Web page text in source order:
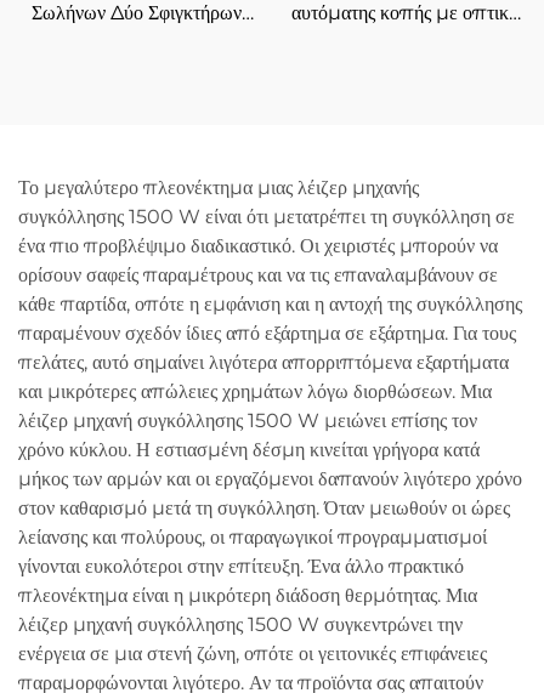
Σωλήνων Δύο Σφιγκτήρων
αυτόματης κοπής με οπτικές
Το μεγαλύτερο πλεονέκτημα μιας λέιζερ μηχανής
συγκόλλησης 1500 W είναι ότι μετατρέπει τη συγκόλληση σε
ένα πιο προβλέψιμο διαδικαστικό. Οι χειριστές μπορούν να
ορίσουν σαφείς παραμέτρους και να τις επαναλαμβάνουν σε
κάθε παρτίδα, οπότε η εμφάνιση και η αντοχή της συγκόλλησης
παραμένουν σχεδόν ίδιες από εξάρτημα σε εξάρτημα. Για τους
πελάτες, αυτό σημαίνει λιγότερα απορριπτόμενα εξαρτήματα
και μικρότερες απώλειες χρημάτων λόγω διορθώσεων. Μια
λέιζερ μηχανή συγκόλλησης 1500 W μειώνει επίσης τον
χρόνο κύκλου. Η εστιασμένη δέσμη κινείται γρήγορα κατά
μήκος των αρμών και οι εργαζόμενοι δαπανούν λιγότερο χρόνο
στον καθαρισμό μετά τη συγκόλληση. Όταν μειωθούν οι ώρες
λείανσης και πολύρους, οι παραγωγικοί προγραμματισμοί
γίνονται ευκολότεροι στην επίτευξη. Ένα άλλο πρακτικό
πλεονέκτημα είναι η μικρότερη διάδοση θερμότητας. Μια
λέιζερ μηχανή συγκόλλησης 1500 W συγκεντρώνει την
ενέργεια σε μια στενή ζώνη, οπότε οι γειτονικές επιφάνειες
παραμορφώνονται λιγότερο. Αν τα προϊόντα σας απαιτούν